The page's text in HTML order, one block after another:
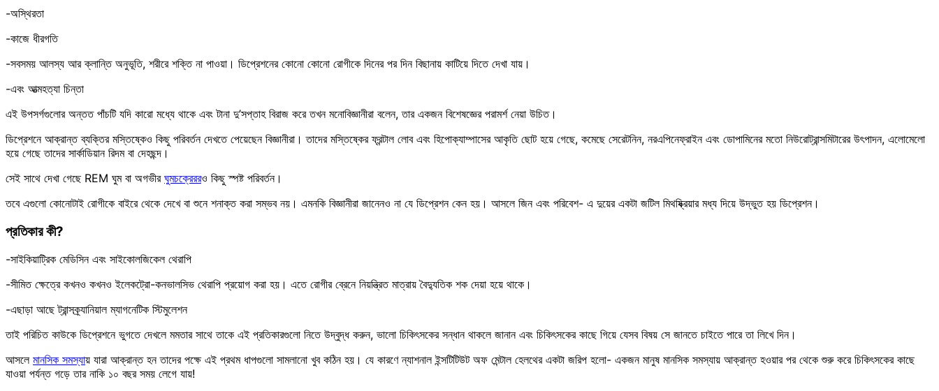
-অস্থিরতা
-কাজে ধীরগতি
-সবসময় আলস্য আর ক্লান্তি অনুভূতি, শরীরে শক্তি না পাওয়া। ডিপ্রেশনের কোনো কোনো রোগীকে দিনের পর দিন বিছানায় কাটিয়ে দিতে দেখা যায়।
-এবং আত্মহত্যা চিন্তা
এই উপসর্গগুলোর অন্তত পাঁচটি যদি কারো মধ্যে থাকে এবং টানা দু’সপ্তাহ বিরাজ করে তখন মনোবিজ্ঞানীরা বলেন, তার একজন বিশেষজ্ঞের পরামর্শ নেয়া উচিত।
ডিপ্রেশনে আক্রান্ত ব্যক্তির মস্তিষ্কেও কিছু পরিবর্তন দেখতে পেয়েছেন বিজ্ঞানীরা। তাদের মস্তিষ্কের ফ্রন্টাল লোব এবং হিপোক্যাম্পাসের আকৃতি ছোট হয়ে গেছে, কমেছে সেরেটনিন, নরএপিনেফ্রাইন এবং ডোপামিনের মতো নিউরোট্রান্সমিটারের উৎপাদন, এলোমেলো
হয়ে গেছে তাদের সার্কাডিয়ান রিদম বা দেহছন্দ।
সেই সাথে দেখা গেছে REM ঘুম বা অগভীর ঘুমচক্রেররও কিছু স্পষ্ট পরিবর্তন।
তবে এগুলো কোনোটাই রোগীকে বাইরে থেকে দেখে বা শুনে শনাক্ত করা সম্ভব নয়। এমনকি বিজ্ঞানীরা জানেনও না যে ডিপ্রেশন কেন হয়। আসলে জিন এবং পরিবেশ- এ দুয়ের একটা জটিল মিথষ্ক্রিয়ার মধ্য দিয়ে উদ্ভুত হয় ডিপ্রেশন।
প্রতিকার কী?
-সাইকিয়াট্রিক মেডিসিন এবং সাইকোলজিকেল থেরাপি
-সীমিত ক্ষেত্রে কখনও কখনও ইলেকট্রো-কনভালসিভ থেরাপি প্রয়োগ করা হয়। এতে রোগীর ব্রেনে নিয়ন্ত্রিত মাত্রায় বৈদ্যুতিক শক দেয়া হয়ে থাকে।
-এছাড়া আছে ট্রান্সক্র্যানিয়াল ম্যাগনেটিক স্টিমুলেশন
তাই পরিচিত কাউকে ডিপ্রেশনে ভুগতে দেখলে মমতার সাথে তাকে এই প্রতিকারগুলো নিতে উদ্বুদ্ধ করুন, ভালো চিকিৎসকের সন্ধান থাকলে জানান এবং চিকিৎসকের কাছে গিয়ে যেসব বিষয় সে জানতে চাইতে পারে তা লিখে দিন।
আসলে মানসিক সমস্যায় যারা আক্রান্ত হন তাদের পক্ষে এই প্রথম ধাপগুলো সামলানো খুব কঠিন হয়। যে কারণে ন্যাশনাল ইন্সটিটিউট অফ মেন্টাল হেলথের একটা জরিপ হলো- একজন মানুষ মানসিক সমস্যায় আক্রান্ত হওয়ার পর থেকে শুরু করে চিকিৎসকের কাছে
যাওয়া পর্যন্ত গড়ে তার নাকি ১০ বছর সময় লেগে যায়!